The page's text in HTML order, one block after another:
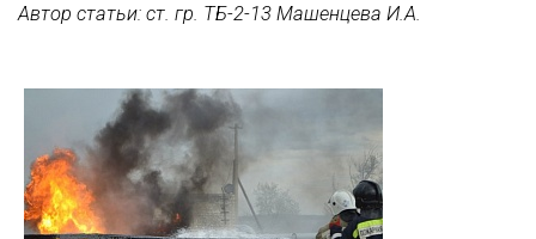
Автор статьи: ст. гр. ТБ-2-13 Машенцева И.А.